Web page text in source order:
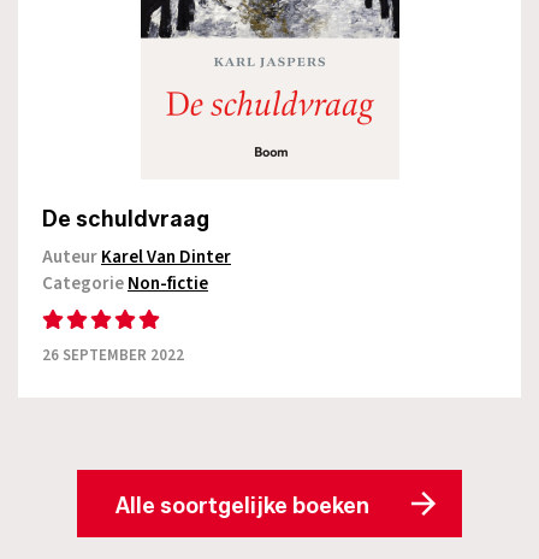
De schuldvraag
AuteurKarel Van Dinter
CategorieNon-fictie
26 SEPTEMBER 2022
Alle soortgelijke boeken